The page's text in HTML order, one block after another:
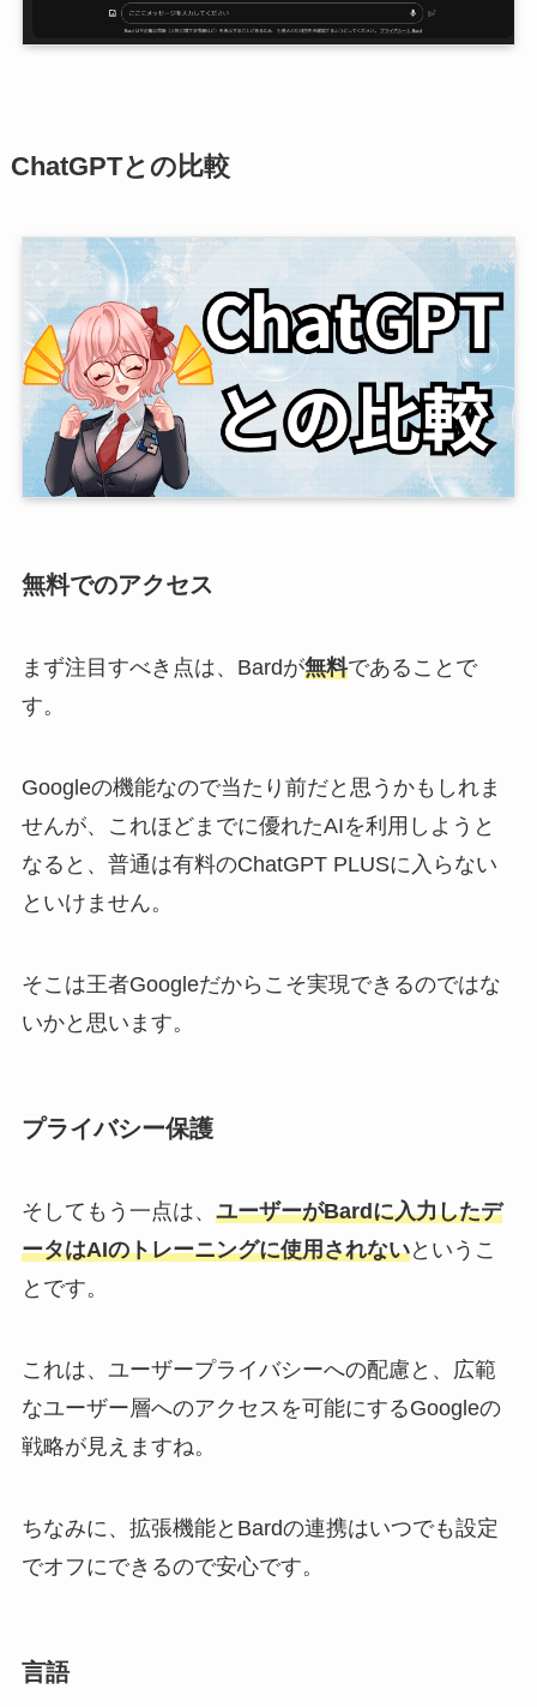
ChatGPTとの比較
無料でのアクセス
まず注目すべき点は、Bardが無料であることで
す。
Googleの機能なので当たり前だと思うかもしれま
せんが、これほどまでに優れたAIを利用しようと
なると、普通は有料のChatGPT PLUSに入らない
といけません。
そこは王者Googleだからこそ実現できるのではな
いかと思います。
プライバシー保護
そしてもう一点は、 ユーザーがBardに入力したデ
ータはAIのトレーニングに使用されないというこ
とです。
これは、ユーザープライバシーへの配慮と、広範
なユーザー層へのアクセスを可能にするGoogleの
戦略が見えますね。
ちなみに、拡張機能とBardの連携はいつでも設定
でオフにできるので安心です。
言語